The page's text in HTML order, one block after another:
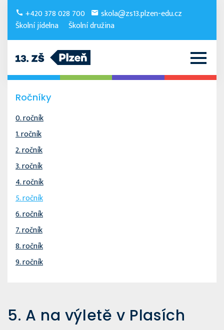
+420 378 028 700
skola@zs13.plzen-edu.cz
Školní jídelna
Školní družina
Ročníky
0. ročník
1. ročník
2. ročník
3. ročník
4. ročník
5. ročník
6. ročník
7. ročník
8. ročník
9. ročník
5. A na výletě v Plasích